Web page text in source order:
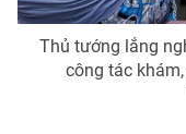
Tư vấn
Chuyên mục khác
Thủ tướng lắng
công tác